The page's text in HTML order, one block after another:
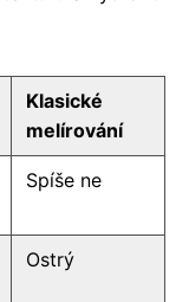
Klasické
melírování
Spíše ne
Ostrý